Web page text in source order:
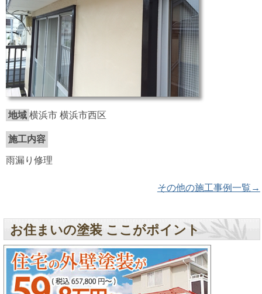
地域 横浜市 横浜市西区
施工内容
雨漏り修理
その他の施工事例一覧→
お住まいの塗装 ここがポイント